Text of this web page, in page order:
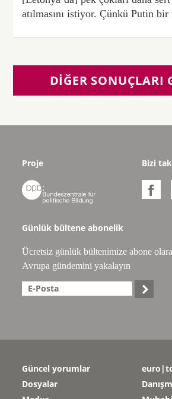
atılmasını istiyor. Çünkü Putin
DIĞER SONUÇLARI
Proje

Bizi

Günlük bültene abonelik
Ücretsiz günlük bültenimize abone
Avrupa gündemini yakalayın

Güncel yorumlar
Dosyalar